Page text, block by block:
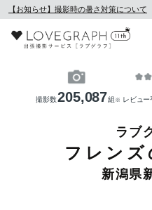
【お知らせ】撮影時の暑さ対策について
撮影数205,087組 ※ レビュー
ラブ
フレンズ
新潟県